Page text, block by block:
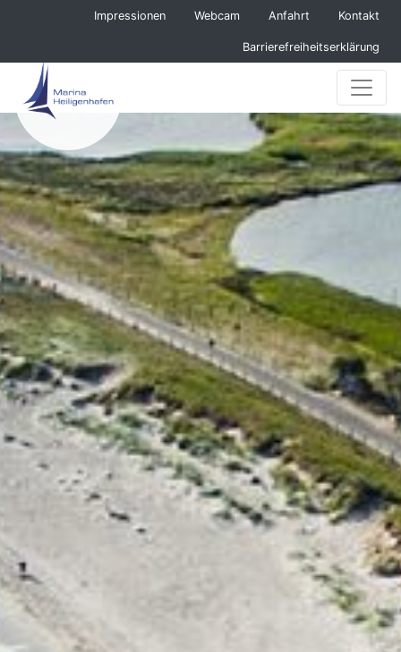
Navigation überspringen
Impressionen Webcam Anfahrt Kontakt
Barrierefreiheitserklärung